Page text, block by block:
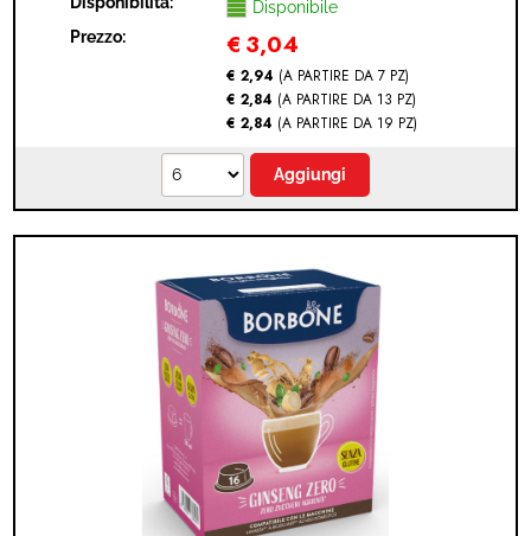
CAPSULE)
Disponibile
Prezzo:
€ 3,04
€ 2,94 (A PARTIRE DA 7 PZ)
€ 2,84 (A PARTIRE DA 13 PZ)
€ 2,84 (A PARTIRE DA 19 PZ)